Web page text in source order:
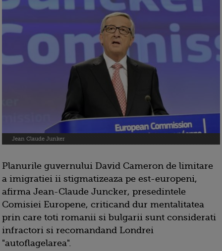
Jean Claude Junker
Planurile guvernului David Cameron de limitare
a imigratiei ii stigmatizeaza pe est-europeni,
afirma Jean-Claude Juncker, presedintele
Comisiei Europene, criticand dur mentalitatea
prin care toti romanii si bulgarii sunt considerati
infractori si recomandand Londrei
"autoflagelarea".